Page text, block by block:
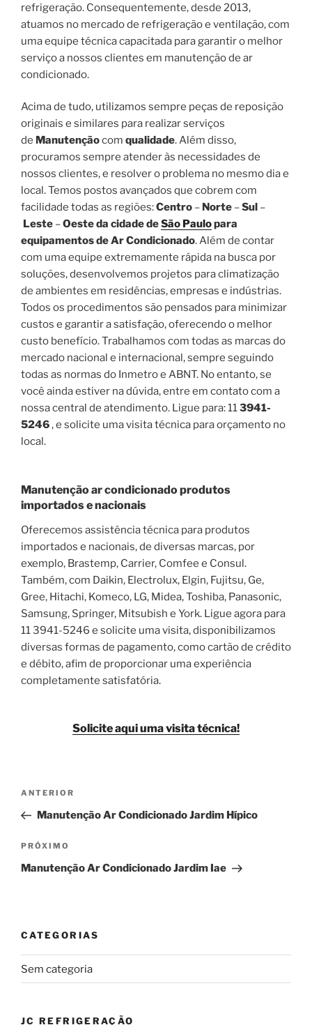
refrigeração. Consequentemente, desde 2013,
atuamos no mercado de refrigeração e ventilação, com
uma equipe técnica capacitada para garantir o melhor
serviço a nossos clientes em manutenção de ar
condicionado.
Acima de tudo, utilizamos sempre peças de reposição
originais e similares para realizar serviços
de Manutençãocom qualidade. Além disso,
procuramos sempre atender às necessidades de
nossos clientes, e resolver o problema no mesmo dia e
local. Temos postos avançados que cobrem com
facilidade todas as regiões:Centro – Norte –Sul –
Leste –Oeste da cidade deSão Paulopara
equipamentos de Ar Condicionado. Além de contar
com uma equipe extremamente rápida na busca por
soluções, desenvolvemos projetos para climatização
de ambientes em residências, empresas e indústrias.
Todos os procedimentos são pensados para minimizar
custos e garantir a satisfação, oferecendo o melhor
custo benefício. Trabalhamos com todas as marcas do
mercado nacional e internacional, sempre seguindo
todas as normas do Inmetro e ABNT. No entanto, se
você ainda estiver na dúvida, entre em contato com a
nossa central de atendimento. Ligue para: 113941-
5246, e solicite uma visita técnica para orçamento no
local.
Manutenção ar condicionado produtos
importados e nacionais
Oferecemos assistência técnica para produtos
importados e nacionais, de diversas marcas, por
exemplo, Brastemp, Carrier, Comfee e Consul.
Também, com Daikin, Electrolux, Elgin, Fujitsu, Ge,
Gree, Hitachi, Komeco, LG, Midea, Toshiba, Panasonic,
Samsung, Springer, Mitsubish e York. Ligue agora para
11 3941-5246 e solicite uma visita, disponibilizamos
diversas formas de pagamento, como cartão de crédito
e débito, afim de proporcionar uma experiência
completamente satisfatória.
Solicite aqui uma visita técnica!
Navegação
Post
Post
anterior
ANTERIOR
Manutenção Ar Condicionado Jardim Hípico
Próximo
post
PRÓXIMO
Manutenção Ar Condicionado Jardim Iae
CATEGORIAS
Sem categoria
JC REFRIGERAÇÃO